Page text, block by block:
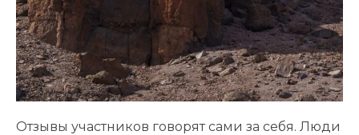
Отзывы участников говорят сами за себя. Люди